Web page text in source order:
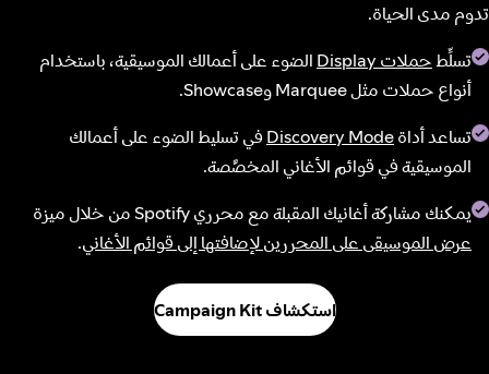
تدوم مدى الحياة.
تسلِّط حملات Display
الضوء على أعمالك الموسيقية، باستخدام
أنواع حملات مثل Marquee وShowcase.
تساعد أداةDiscovery Mode في تسليط الضوء على أعمالك
الموسيقية في قوائم الأغاني المخصَّصة.
يمكنك مشاركة أغانيك المقبلة مع محرري Spotify من خلال ميزة
عرض الموسيقى على المحررين لإضافتها إلى قوائم الأغاني.
استكشاف Campaign Kit